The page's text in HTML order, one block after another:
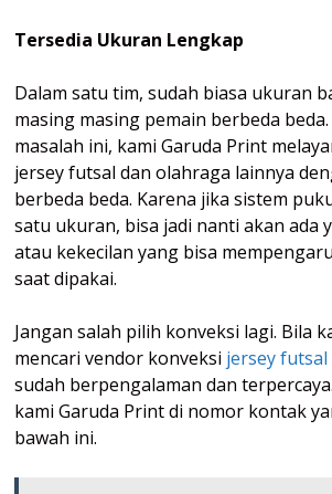
Tersedia Ukuran Lengkap
Dalam satu tim, sudah biasa ukuran
masing masing pemain berbeda
masalah ini, kami Garuda Print
jersey futsal dan olahraga lainnya
berbeda beda. Karena jika sistem
satu ukuran, bisa jadi nanti akan ada
atau kekecilan yang bisa
saat dipakai.
Jangan salah pilih konveksi lagi. Bila
mencari vendor konveksi jersey
sudah berpengalaman dan
kami Garuda Print di nomor kontak
bawah ini.